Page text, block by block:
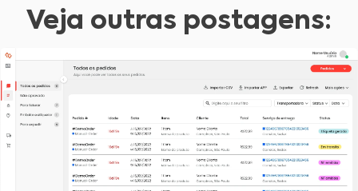
Veja outras postagens: